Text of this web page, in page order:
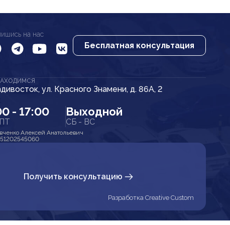
на нас
Бесплатная консультация
ул. Красного Знамени, д. 86А, 2
- 17:00 Выходной
СБ - ВС
Алексей Анатольевич
Получить консультацию
Разработка Creative Custom